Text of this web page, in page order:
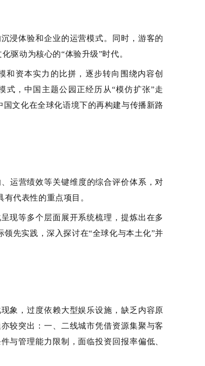
浸体验和企业的运营模式。同时， 游客的
驱动为核心的“体验升级”时代。
资本实力的比拼，逐步转向围绕内容创
式，中国主题公园正经历从“模仿扩张”走
文化在全球化语境下的再构建与传播新路
运营绩效等关键维度的综合评价体系，对
代表性的重点项目。
现等多个层面展开系统梳理，提炼出在多
领先实践，深入探讨在“全球化与本土化”并
象，过度依赖大型娱乐设施，缺乏内容原
较突出：一、二线城市凭借资源集聚与客
与管理能力限制，面临投资回报率偏低、